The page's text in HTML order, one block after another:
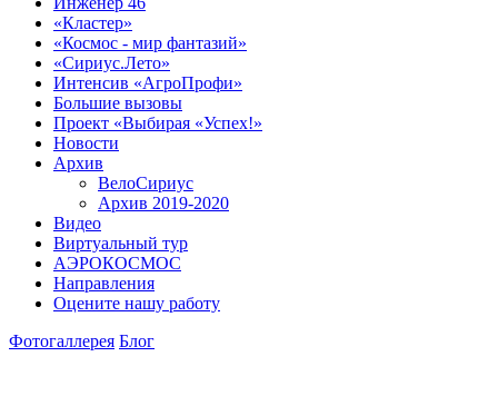
«Кластер»
«Космос - мир фантазий»
«Сириус.Лето»
Интенсив «АгроПрофи»‎
Большие вызовы
Проект «Выбирая «Успех!»
Новости
Архив
ВелоСириус
Архив 2019-2020
Видео
Виртуальный тур
АЭРОКОСМОС
Направления
Оцените нашу работу
Фотогаллерея Блог